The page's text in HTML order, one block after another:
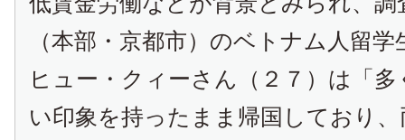
（本部・京都市）のベトナム人留
ヒュー・クィーさん（２７）は「
い印象を持ったまま帰国しており